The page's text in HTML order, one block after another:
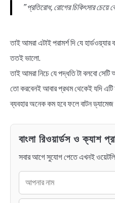
” প্রতিরোধ, রোগের চিকিৎসার চেয়ে
তাই আমরা এটাই পরামর্শ দি যে
ততই ভালো.
তাই আমরা নিচে যে পদ্ধতি টা বলবো
তো করবেনই আবার প্রথম থেকেই যদি এটি
ব্যবহার অনেক কম হবে ফলে বাটন ড্যামেজ
বাংলা রিওয়ার্ডস ও ক্যাশ
সবার আগে সুযোগ পেতে এখনই